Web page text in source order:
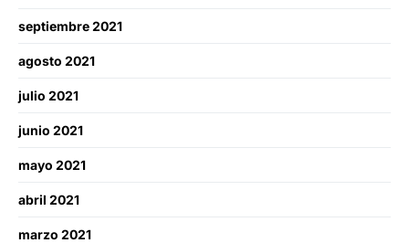
septiembre 2021
agosto 2021
julio 2021
junio 2021
mayo 2021
abril 2021
marzo 2021